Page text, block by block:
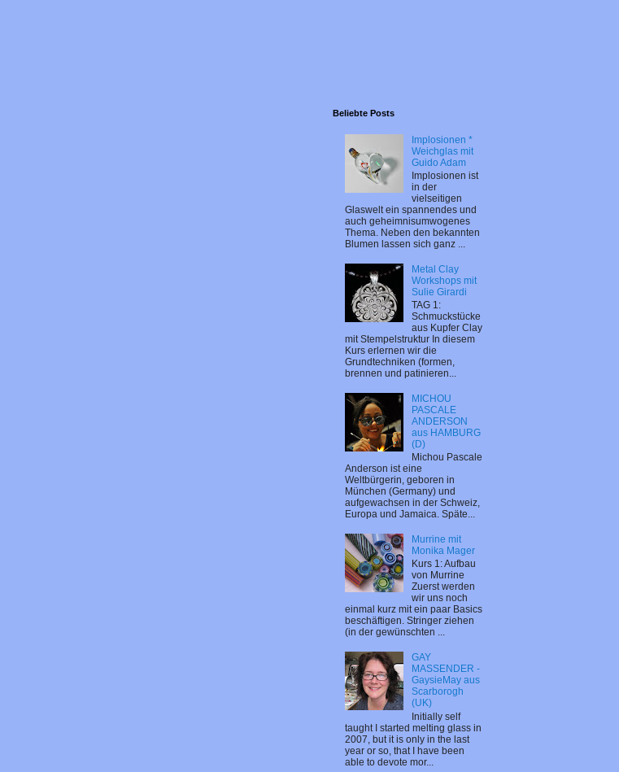
Beliebte Posts
Implosionen *
Weichglas mit
Guido Adam
Implosionen ist
in der
vielseitigen
Glaswelt ein spannendes und
auch geheimnisumwogenes
Thema. Neben den bekannten
Blumen lassen sich ganz ...
Metal Clay
Workshops mit
Sulie Girardi
TAG 1:
Schmuckstücke
aus Kupfer Clay
mit Stempelstruktur In diesem
Kurs erlernen wir die
Grundtechniken (formen,
brennen und patinieren...
MICHOU
PASCALE
ANDERSON
aus HAMBURG
(D)
Michou Pascale
Anderson ist eine
Weltbürgerin, geboren in
München (Germany) und
aufgewachsen in der Schweiz,
Europa und Jamaica. Späte...
Murrine mit
Monika Mager
Kurs 1: Aufbau
von Murrine
Zuerst werden
wir uns noch
einmal kurz mit ein paar Basics
beschäftigen. Stringer ziehen
(in der gewünschten ...
GAY
MASSENDER -
GaysieMay aus
Scarborogh
(UK)
Initially self
taught I started melting glass in
2007, but it is only in the last
year or so, that I have been
able to devote mor...